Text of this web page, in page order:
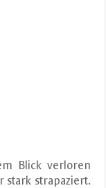
Blick verloren
stark strapaziert.